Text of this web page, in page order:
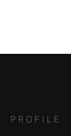
PROFILE